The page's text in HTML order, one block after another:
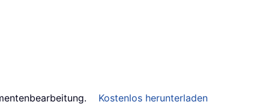
Kostenlos herunterladen